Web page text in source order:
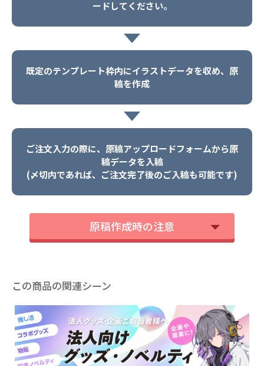
ードしてください。
既定のテンプレート枠内にイラストデータを収め、原
稿を作成
ご注文入力の際に、原稿アップロードフォームから原
稿データを入稿
(〆切内であれば、ご注文完了後のご入稿も可能です)
原稿作成時の注意
この商品の関連シーン